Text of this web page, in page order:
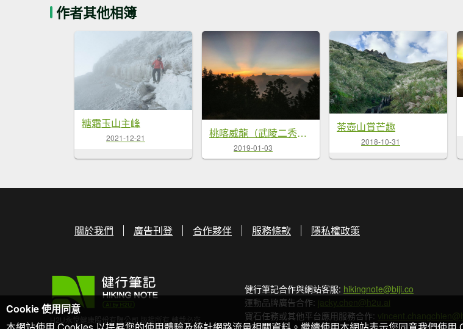
作者其他相簿
糖霜玉山主峰
2021-12-21 桃喀威龍（武陵二秀輕鬆行）
2019-01-03
茶壺山賞芒趣
2018-10-31
關於我們 廣告刊登 合作夥伴 服務條款 隱私權政策
H2U永悅健康股份有限公司 版權所有 轉載必究
健行筆記合作與網站客服: hikingnote@biji.co
運動品牌廣告合作: jacky.chen@h2u.ai
寶石任務或其他平台應用服務合作:
Cookie 使用同意